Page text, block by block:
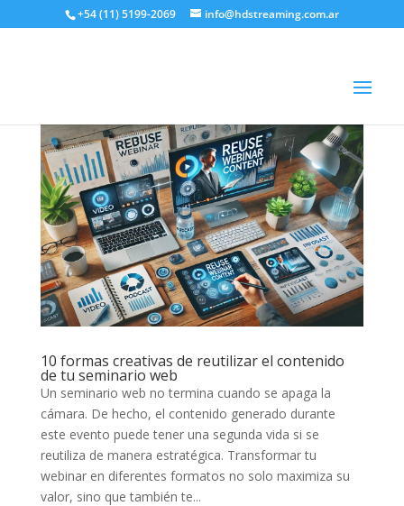
+54 (11) 5199-2069 info@hdstreaming.com.ar
10 formas creativas de reutilizar el contenido
de tu seminario web
Un seminario web no termina cuando se apaga la
cámara. De hecho, el contenido generado durante
este evento puede tener una segunda vida si se
reutiliza de manera estratégica. Transformar tu
webinar en diferentes formatos no solo maximiza su
valor, sino que también te...